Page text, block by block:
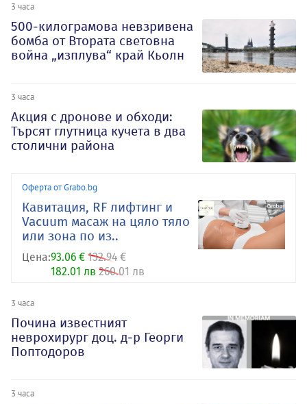
3 часа
500-килограмова невзривена
бомба от Втората световна
война „изплува“ край Кьолн
3 часа
Акция с дронове и обходи:
Търсят глутница кучета в два
столични района
Оферта от Grabo.bg
Кавитация, RF лифтинг и
Vacuum масаж на цяло тяло
или зона по из..
Цена:93.06 € 132.94 €
182.01 лв 260.01 лв
3 часа
Почина известният
неврохирург доц. д-р Георги
Поптодоров
3 часа